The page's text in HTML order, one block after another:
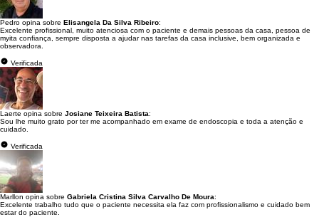
Pedro opina sobre Elisangela Da Silva Ribeiro:
Excelente profissional, muito atenciosa com o paciente e demais pessoas da casa, pessoa de
myita confiança, sempre disposta a ajudar nas tarefas da casa inclusive, bem organizada e
observadora.
Verificada
Laerte opina sobre Josiane Teixeira Batista:
Sou lhe muito grato por ter me acompanhado em exame de endoscopia e toda a atenção e
cuidado.
Verificada
Marllon opina sobre Gabriela Cristina Silva Carvalho De Moura:
Excelente trabalho tudo que o paciente necessita ela faz com profissionalismo e cuidado bem
estar do paciente.